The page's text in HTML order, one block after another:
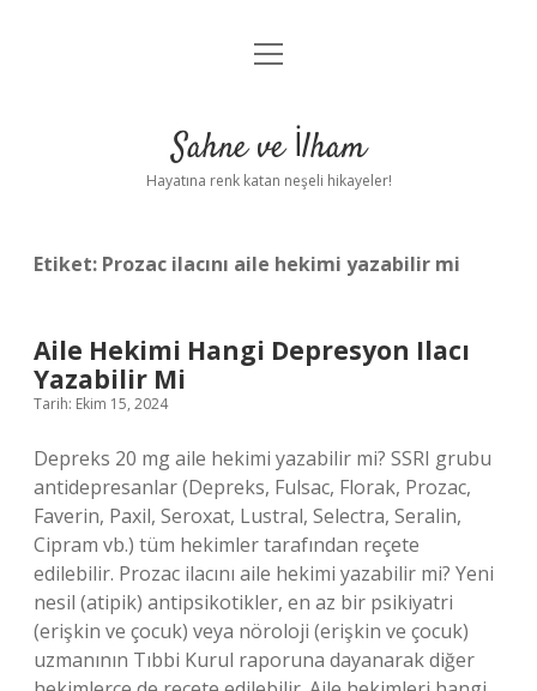
Anasayfa
Yasal Uyarı
menüyü
Sahne ve İlham
Hayatına renk katan neşeli hikayeler!
Etiket: Prozac ilacını aile hekimi yazabilir mi
Aile Hekimi Hangi Depresyon Ilacı
Yazabilir Mi
Tarih: Ekim 15, 2024
Depreks 20 mg aile hekimi yazabilir mi? SSRI grubu
antidepresanlar (Depreks, Fulsac, Florak, Prozac,
Faverin, Paxil, Seroxat, Lustral, Selectra, Seralin,
Cipram vb.) tüm hekimler tarafından reçete
edilebilir. Prozac ilacını aile hekimi yazabilir mi? Yeni
nesil (atipik) antipsikotikler, en az bir psikiyatri
(erişkin ve çocuk) veya nöroloji (erişkin ve çocuk)
uzmanının Tıbbi Kurul raporuna dayanarak diğer